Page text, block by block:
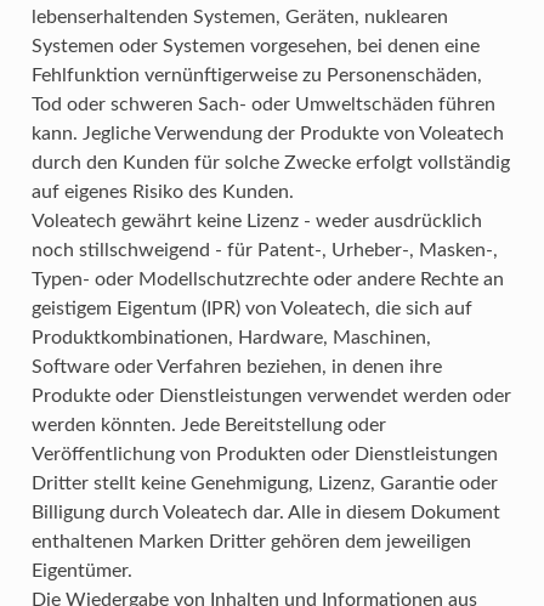
lebenserhaltenden Systemen, Geräten, nuklearen
Systemen oder Systemen vorgesehen, bei denen eine
Fehlfunktion vernünftigerweise zu Personenschäden,
Tod oder schweren Sach- oder Umweltschäden führen
kann. Jegliche Verwendung der Produkte von Voleatech
durch den Kunden für solche Zwecke erfolgt vollständig
auf eigenes Risiko des Kunden.
Voleatech gewährt keine Lizenz - weder ausdrücklich
noch stillschweigend - für Patent-, Urheber-, Masken-,
Typen- oder Modellschutzrechte oder andere Rechte an
geistigem Eigentum (IPR) von Voleatech, die sich auf
Produktkombinationen, Hardware, Maschinen,
Software oder Verfahren beziehen, in denen ihre
Produkte oder Dienstleistungen verwendet werden oder
werden könnten. Jede Bereitstellung oder
Veröffentlichung von Produkten oder Dienstleistungen
Dritter stellt keine Genehmigung, Lizenz, Garantie oder
Billigung durch Voleatech dar. Alle in diesem Dokument
enthaltenen Marken Dritter gehören dem jeweiligen
Eigentümer.
Die Wiedergabe von Inhalten und Informationen aus